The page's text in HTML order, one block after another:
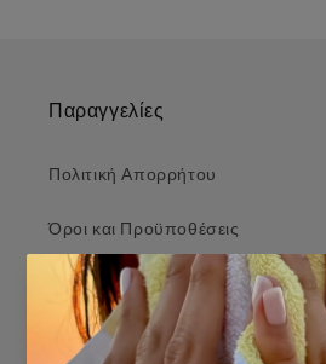
Παραγγελίες
Πολιτική Απορρήτου
Όροι και Προϋποθέσεις
Πώς να ψωνίσετε;
Υπολογισμός Μεγέθους Δακτυλίου